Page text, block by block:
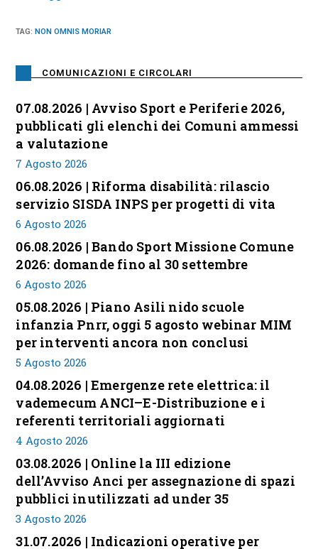
TAG:NON OMNIS MORIAR
COMUNICAZIONI E CIRCOLARI
07.08.2026 | Avviso Sport e Periferie 2026,
pubblicati gli elenchi dei Comuni ammessi
a valutazione
7 Agosto 2026
06.08.2026 | Riforma disabilità: rilascio
servizio SISDA INPS per progetti di vita
6 Agosto 2026
06.08.2026 | Bando Sport Missione Comune
2026: domande fino al 30 settembre
6 Agosto 2026
05.08.2026 | Piano Asili nido scuole
infanzia Pnrr, oggi 5 agosto webinar MIM
per interventi ancora non conclusi
5 Agosto 2026
04.08.2026 | Emergenze rete elettrica: il
vademecum ANCI–E-Distribuzione e i
referenti territoriali aggiornati
4 Agosto 2026
03.08.2026 | Online la III edizione
dell’Avviso Anci per assegnazione di spazi
pubblici inutilizzati ad under 35
3 Agosto 2026
31.07.2026 | Indicazioni operative per